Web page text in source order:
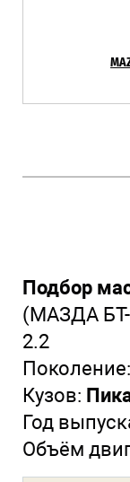
Подбор
(МАЗДА
2.2
Поколение:
Кузов:
Год
Объём